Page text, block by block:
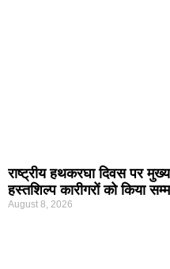
राष्ट्रीय हथकरघा दिवस पर
हस्तशिल्प कारीगरों को किया
August 8, 2026